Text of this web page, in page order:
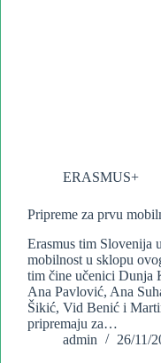
ERASMUS+
Pripreme za prvu
Erasmus tim Slovenija
mobilnost u sklopu
tim čine učenici Dunja
Ana Pavlović, Ana
Šikić, Vid Benić i
pripremaju za…
admin
26/11/